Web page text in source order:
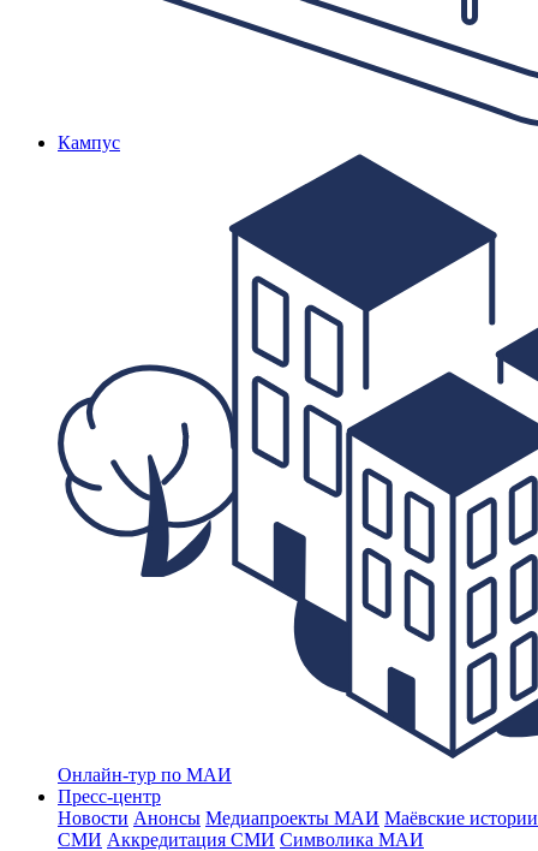
Кампус
Онлайн-тур по МАИ
Пресс-центр
Новости Анонсы Медиапроекты МАИ Маёвские
СМИ Аккредитация СМИ Символика МАИ